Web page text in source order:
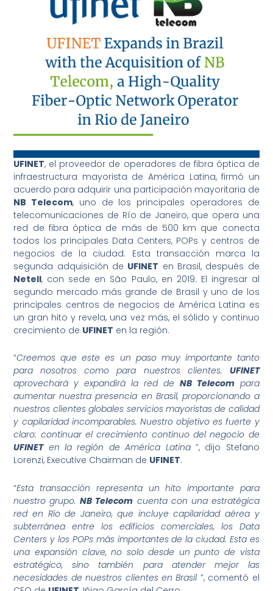
UFINET, el proveedor de operadores de fibra óptica de
infraestructura mayorista de América Latina, firmó un
acuerdo para adquirir una participación mayoritaria de
NB Telecom, uno de los principales operadores de
telecomunicaciones de Río de Janeiro, que opera una
red de fibra óptica de más de 500 km que conecta
todos los principales Data Centers, POPs y centros de
negocios de la ciudad. Esta transacción marca la
segunda adquisición de UFINET en Brasil, después de
Netell, con sede en São Paulo, en 2019. El ingresar al
segundo mercado más grande de Brasil y uno de los
principales centros de negocios de América Latina es
un gran hito y revela, una vez más, el sólido y continuo
crecimiento de UFINET en la región.
“Creemos que este es un paso muy importante tanto
para nosotros como para nuestros clientes. UFINET
aprovechará y expandirá la red de NB Telecompara
aumentar nuestra presencia en Brasil, proporcionando a
nuestros clientes globales servicios mayoristas de calidad
y capilaridad incomparables. Nuestro objetivo es fuerte y
claro: continuar el crecimiento continuo del negocio de
UFINETen la región de América Latina”, dijo Stefano
Lorenzi, Executive Chairman de UFINET.
“Esta transacción representa un hito importante para
nuestro grupo.NB Telecom cuenta con una estratégica
red en Río de Janeiro, que incluye capilaridad aérea y
subterránea entre los edificios comerciales, los Data
Centers y los POPs más importantes de la ciudad. Esta es
una expansión clave, no solo desde un punto de vista
estratégico, sino también para atender mejor las
necesidades de nuestros clientes en Brasil”, comentó el